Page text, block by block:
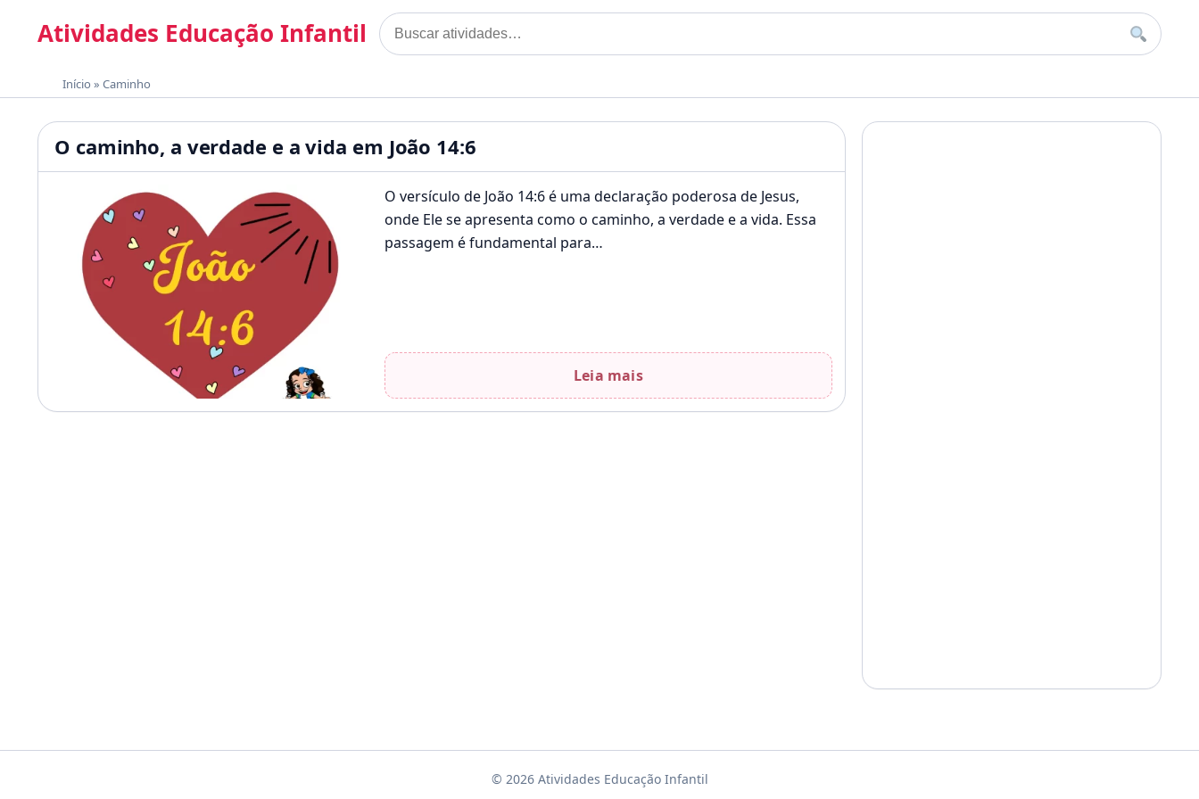
Atividades Educação Infantil Buscar por: Buscar
Início » Caminho
Atividades Educação Infantil
O caminho, a verdade e a vida em João 14:6
O versículo de João 14:6 é uma declaração poderosa de Jesus,
onde Ele se apresenta como o caminho, a verdade e a vida. Essa
passagem é fundamental para…
Leia mais
© 2026 Atividades Educação Infantil